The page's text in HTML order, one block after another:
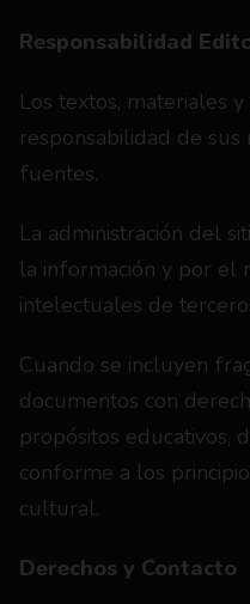
Responsabilidad
Los textos, materiales
responsabilidad de
fuentes.
La administración del
la información y por el
intelectuales de
Cuando se incluyen
documentos con
propósitos educativos,
conforme a los
cultural.
Derechos y Contacto